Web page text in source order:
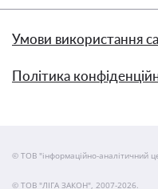
Умови використання
Політика
© ТОВ "інформаційно-аналітичний
© ТОВ "ЛІГА ЗАКОН", 2007-2026.